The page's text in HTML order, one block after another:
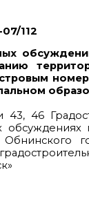
112
43, 46